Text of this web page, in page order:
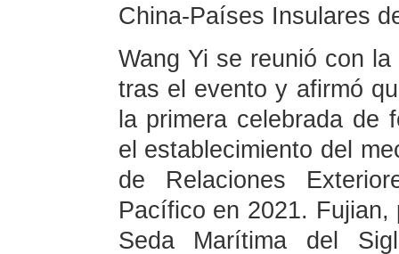
China-Países Insulares
Wang Yi se reunió con
tras el evento y afirmó
la primera celebrada de
el establecimiento del
de Relaciones
Pacífico en 2021.
Seda Marítima del